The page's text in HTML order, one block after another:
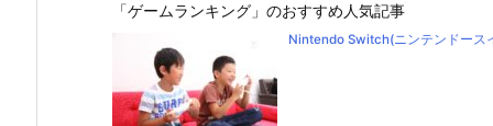
「ゲームランキング」のおすすめ人気記事
Nintendo Switch(ニンテンドース